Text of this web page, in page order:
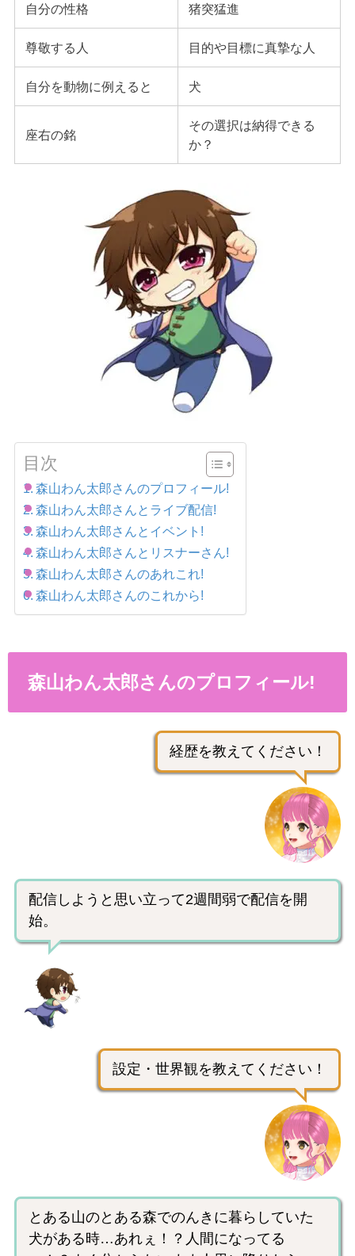
自分の性格 猪突猛進
尊敬する人 目的や目標に真摯な人
自分を動物に例えると 犬
座右の銘
その選択は納得できる
か？
目次
森山わん太郎さんのプロフィール!
森山わん太郎さんとライブ配信!
森山わん太郎さんとイベント!
森山わん太郎さんとリスナーさん!
森山わん太郎さんのあれこれ!
森山わん太郎さんのこれから!
森山わん太郎さんのプロフィール!
経歴を教えてください！
配信しようと思い立って2週間弱で配信を開
始。
設定・世界観を教えてください！
とある山のとある森でのんきに暮らしていた
犬がある時…あれぇ！？人間になってる